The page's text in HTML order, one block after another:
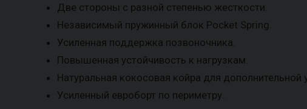
Две стороны с разной степенью жесткости.
Независимый пружинный блок Pocket Spring.
Усиленная поддержка позвоночника.
Повышенная устойчивость к нагрузкам.
Натуральная кокосовая койра для дополнительной
Усиленный евроборт по периметру.